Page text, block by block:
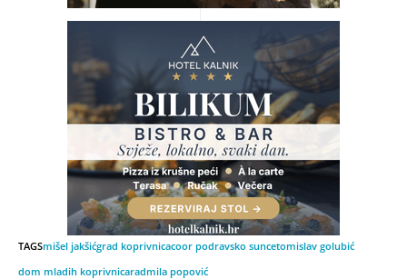
TAGSmišel jakšićgrad koprivnicacoor podravsko suncetomislav golubić
dom mladih koprivnicaradmila popović